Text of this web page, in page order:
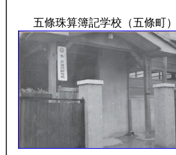
五條珠算簿記学校（五條町）